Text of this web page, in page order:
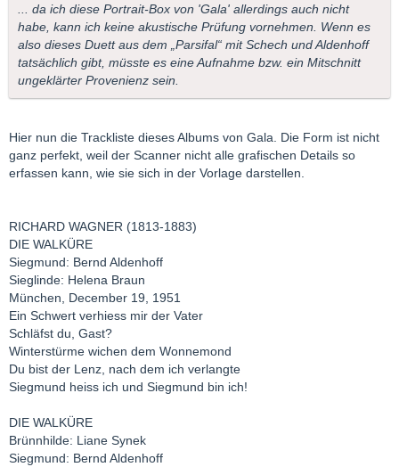
... da ich diese Portrait-Box von 'Gala' allerdings auch nicht
habe, kann ich keine akustische Prüfung vornehmen. Wenn es
also dieses Duett aus dem „Parsifal“ mit Schech und Aldenhoff
tatsächlich gibt, müsste es eine Aufnahme bzw. ein Mitschnitt
ungeklärter Provenienz sein.
Hier nun die Trackliste dieses Albums von Gala. Die Form ist nicht
ganz perfekt, weil der Scanner nicht alle grafischen Details so
erfassen kann, wie sie sich in der Vorlage darstellen.
RICHARD WAGNER (1813-1883)
DIE WALKÜRE
Siegmund: Bernd Aldenhoff
Sieglinde: Helena Braun
München, December 19, 1951
Ein Schwert verhiess mir der Vater
Schläfst du, Gast?
Winterstürme wichen dem Wonnemond
Du bist der Lenz, nach dem ich verlangte
Siegmund heiss ich und Siegmund bin ich!
DIE WALKÜRE
Brünnhilde: Liane Synek
Siegmund: Bernd Aldenhoff